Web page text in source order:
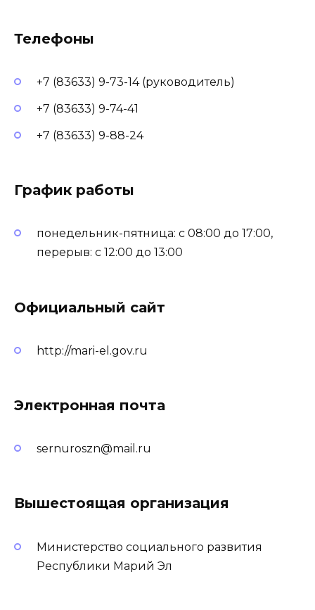
Телефоны
+7 (83633) 9-73-14 (руководитель)
+7 (83633) 9-74-41
+7 (83633) 9-88-24
График работы
понедельник-пятница: с 08:00 до 17:00,
перерыв: с 12:00 до 13:00
Официальный сайт
http://mari-el.gov.ru
Электронная почта
sernuroszn@mail.ru
Вышестоящая организация
Министерство социального развития
Республики Марий Эл